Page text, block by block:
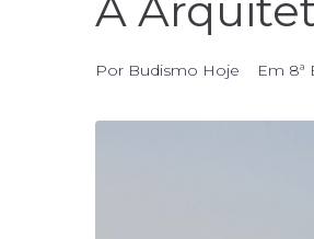
Por Budismo Hoje Em 8ª